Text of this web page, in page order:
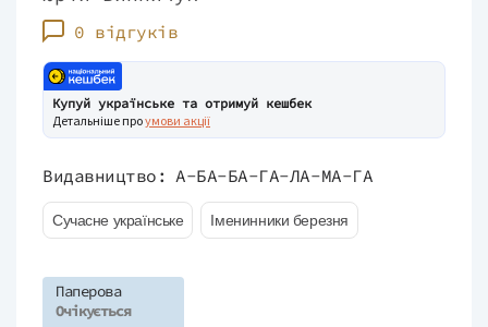
0 відгуків
Купуй українське та отримуй кешбек
Детальніше проумови акції
Видавництво: А-БА-БА-ГА-ЛА-МА-ГА
Сучасне українське Іменинники березня
Паперова
Очікується